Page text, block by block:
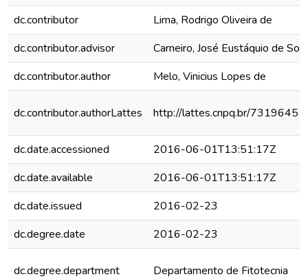
dc.contributor
Lima, Rodrigo Oliveira de
dc.contributor.advisor
Carneiro, José Eustáquio de
dc.contributor.author
Melo, Vinicius Lopes de
dc.contributor.authorLattes http://lattes.cnpq.br/
dc.date.accessioned
2016-06-01T13:51:17Z
dc.date.available
2016-06-01T13:51:17Z
dc.date.issued
2016-02-23
dc.degree.date
2016-02-23
dc.degree.department Departamento de Fitotecnia